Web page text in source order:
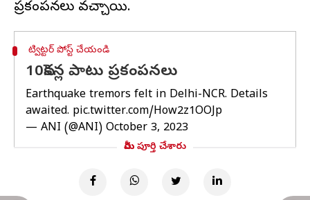
ట్విట్టర్ పోస్ట్ చేయండి
10సెకన్ల పాటు ప్రకంపనలు
Earthquake tremors felt in Delhi-NCR. Details
awaited. pic.twitter.com/How2z1OOJp
— ANI (@ANI) October 3, 2023
మీరు పూర్తి చేశారు